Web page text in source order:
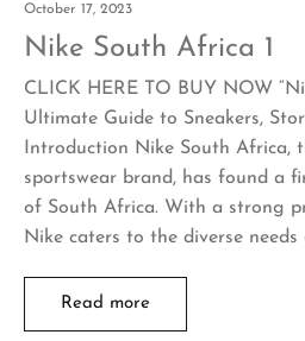
October 17, 2023
Nike South Africa 1
CLICK HERE TO BUY NOW
Ultimate Guide to Sneakers,
Introduction Nike South Africa,
sportswear brand, has found a
of South Africa. With a strong
Nike caters to the diverse needs
Read more